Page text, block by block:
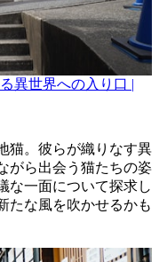
異世界への入り口 |
猫。彼らが織りなす異
がら出会う猫たちの姿
な一面について探求し
たな風を吹かせるかも